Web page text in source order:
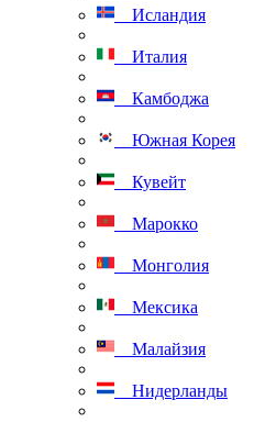
Исландия
Италия
Камбоджа
Южная Корея
Кувейт
Марокко
Монголия
Мексика
Малайзия
Нидерланды